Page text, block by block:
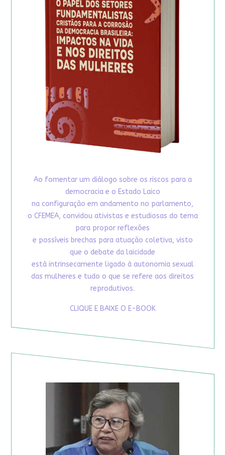
Ao fomentar um diálogo sobre os riscos para a
democracia e o Estado Laico
na configuração em andamento no parlamento,
o CFEMEA, convidou ativistas e estudiosas do tema
para propor reflexões
e possíveis brechas para atuação coletiva, visto
que o debate da laicidade
está intrinsecamente ligado à autonomia sexual
das mulheres e tudo o que se refere aos direitos
reprodutivos.
CLIQUE E BAIXE O E-BOOK